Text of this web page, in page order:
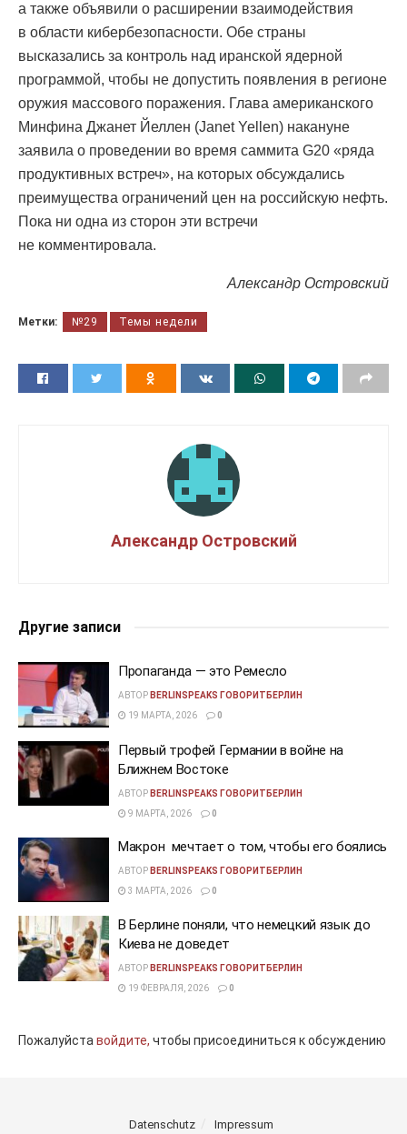
а также объявили о расширении взаимодействия
в области кибербезопасности. Обе страны
высказались за контроль над иранской ядерной
программой, чтобы не допустить появления в регионе
оружия массового поражения. Глава американского
Минфина Джанет Йеллен (Janet Yellen) накануне
заявила о проведении во время саммита G20 «ряда
продуктивных встреч», на которых обсуждались
преимущества ограничений цен на российскую нефть.
Пока ни одна из сторон эти встречи
не комментировала.
Александр Островский
Метки: №29 Темы недели
Александр Островский
Другие записи
Пропаганда — это Ремесло
АВТОР BERLINSPEAKS ГОВОРИТБЕРЛИН
19 МАРТА, 2026
0
Первый трофей Германии в войне на
Ближнем Востоке
АВТОР BERLINSPEAKS ГОВОРИТБЕРЛИН
9 МАРТА, 2026
0
Макрон мечтает о том, чтобы его боялись
АВТОР BERLINSPEAKS ГОВОРИТБЕРЛИН
3 МАРТА, 2026
0
В Берлине поняли, что немецкий язык до
Киева не доведет
АВТОР BERLINSPEAKS ГОВОРИТБЕРЛИН
19 ФЕВРАЛЯ, 2026
0
Пожалуйставойдите, чтобы присоединиться к обсуждению
Datenschutz Impressum